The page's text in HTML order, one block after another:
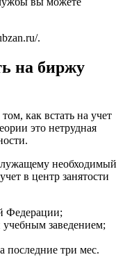
.
на биржу
как встать на учет
это нетрудная
необходимый
в центр занятости
Федерации;
заведением;
последние три мес.